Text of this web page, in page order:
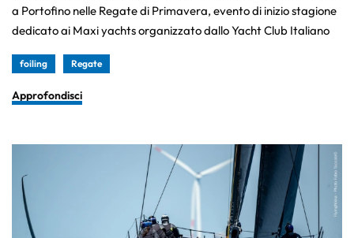
a Portofino nelle Regate di Primavera, evento di inizio stagione
dedicato ai Maxi yachts organizzato dallo Yacht Club Italiano
foiling Regate
Approfondisci